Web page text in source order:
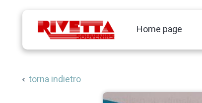
Home page
torna indietro